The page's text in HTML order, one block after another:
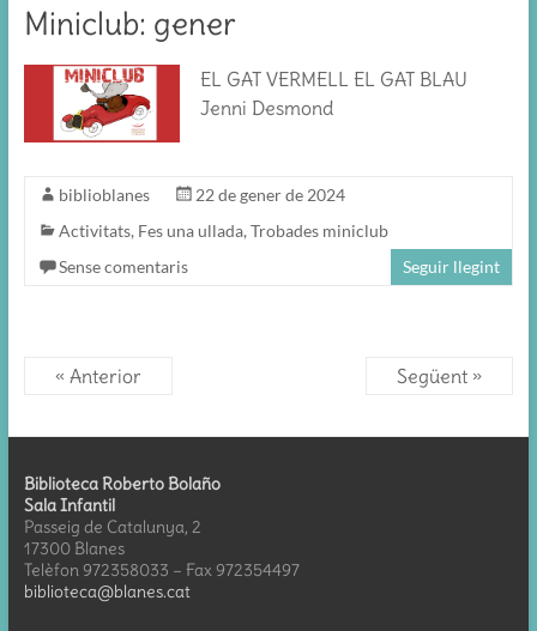
Miniclub: gener
EL GAT VERMELL EL GAT BLAU
Jenni Desmond
biblioblanes
22 de gener de 2024
Activitats, Fes una ullada, Trobades miniclub
Sense comentaris
Seguir llegint
« Anterior Següent »
Biblioteca Roberto Bolaño
Sala Infantil
Passeig de Catalunya, 2
17300 Blanes
Telèfon 972358033 – Fax 972354497
biblioteca@blanes.cat